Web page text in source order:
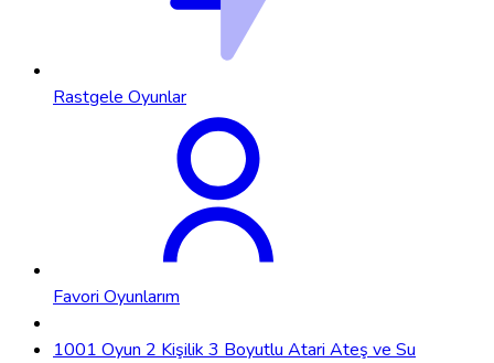
Rastgele Oyunlar
Favori Oyunlarım
1001 Oyun 2 Kişilik 3 Boyutlu Atari Ateş ve Su